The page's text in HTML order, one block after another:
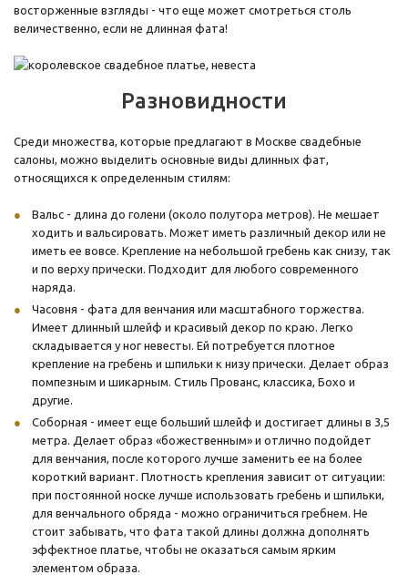
восторженные взгляды - что еще может смотреться столь
величественно, если не длинная фата!
Разновидности
Среди множества, которые предлагают в Москве свадебные
салоны, можно выделить основные виды длинных фат,
относящихся к определенным стилям:
Вальс - длина до голени (около полутора метров). Не мешает
ходить и вальсировать. Может иметь различный декор или не
иметь ее вовсе. Крепление на небольшой гребень как снизу, так
и по верху прически. Подходит для любого современного
наряда.
Часовня - фата для венчания или масштабного торжества.
Имеет длинный шлейф и красивый декор по краю. Легко
складывается у ног невесты. Ей потребуется плотное
крепление на гребень и шпильки к низу прически. Делает образ
помпезным и шикарным. Стиль Прованс, классика, Бохо и
другие.
Соборная - имеет еще больший шлейф и достигает длины в 3,5
метра. Делает образ «божественным» и отлично подойдет
для венчания, после которого лучше заменить ее на более
короткий вариант. Плотность крепления зависит от ситуации:
при постоянной носке лучше использовать гребень и шпильки,
для венчального обряда - можно ограничиться гребнем. Не
стоит забывать, что фата такой длины должна дополнять
эффектное платье, чтобы не оказаться самым ярким
элементом образа.